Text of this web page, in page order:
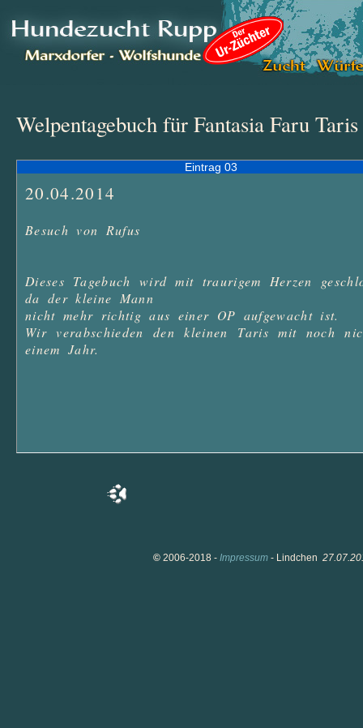
Welpentagebuch für Fantasia Faru
Eintrag 03
20.04.2014
Besuch von Rufus
Dieses Tagebuch wird mit traurigem Herzen
da der kleine Mann
nicht mehr richtig aus einer OP aufgewacht ist.
Wir verabschieden den kleinen Taris mit noch
einem Jahr.
© 2006-2018 - Impressum - Lindchen